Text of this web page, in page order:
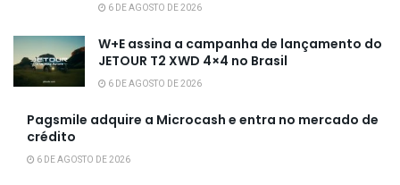
6 DE AGOSTO DE 2026
W+E assina a campanha de lançamento do
JETOUR T2 XWD 4×4 no Brasil
6 DE AGOSTO DE 2026
Pagsmile adquire a Microcash e entra no mercado de
crédito
6 DE AGOSTO DE 2026